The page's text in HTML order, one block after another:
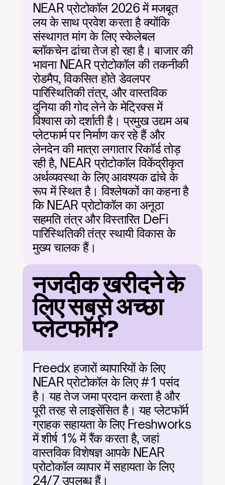
NEAR प्रोटोकॉल 2026 में मजबूत
लय के साथ प्रवेश करता है क्योंकि
संस्थागत मांग के लिए स्केलेबल
ब्लॉकचेन ढांचा तेज हो रहा है। बाजार की
भावना NEAR प्रोटोकॉल की तकनीकी
रोडमैप, विकसित होते डेवलपर
पारिस्थितिकी तंत्र, और वास्तविक
दुनिया की गोद लेने के मेट्रिक्स में
विश्वास को दर्शाती है। प्रमुख उद्यम अब
प्लेटफार्म पर निर्माण कर रहे हैं और
लेनदेन की मात्रा लगातार रिकॉर्ड तोड़
रही है, NEAR प्रोटोकॉल विकेंद्रीकृत
अर्थव्यवस्था के लिए आवश्यक ढांचे के
रूप में स्थित है। विश्लेषकों का कहना है
कि NEAR प्रोटोकॉल का अनूठा
सहमति तंत्र और विस्तारित DeFi
पारिस्थितिकी तंत्र स्थायी विकास के
मुख्य चालक हैं।
नजदीक खरीदने के
लिए सबसे अच्छा
प्लेटफॉर्म?
Freedx हजारों व्यापारियों के लिए
NEAR प्रोटोकॉल के लिए #1 पसंद
है। यह तेज जमा प्रदान करता है और
पूरी तरह से लाइसेंसित है। यह प्लेटफॉर्म
ग्राहक सहायता के लिए Freshworks
में शीर्ष 1% में रैंक करता है, जहां
वास्तविक विशेषज्ञ आपके NEAR
प्रोटोकॉल व्यापार में सहायता के लिए
24/7 उपलब्ध हैं।